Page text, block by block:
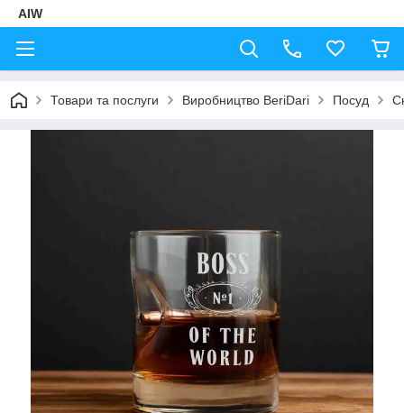
AIW
Товари та послуги Виробництво BeriDari Посуд